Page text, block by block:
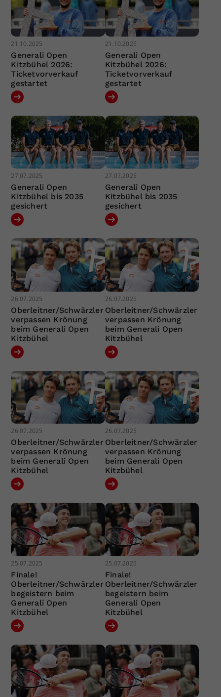
21.10.2025
Generali Open
Kitzbühel 2026:
Ticketvorverkauf
gestartet
21.10.2025
Generali Open
Kitzbühel 2026:
Ticketvorverkauf
gestartet
27.07.2025
Generali Open
Kitzbühel bis 2035
gesichert
27.07.2025
Generali Open
Kitzbühel bis 2035
gesichert
26.07.2025
Oberleitner/Schwärzler
verpassen Krönung
beim Generali Open
Kitzbühel
26.07.2025
Oberleitner/Schwärzler
verpassen Krönung
beim Generali Open
Kitzbühel
26.07.2025
Oberleitner/Schwärzler
verpassen Krönung
beim Generali Open
Kitzbühel
26.07.2025
Oberleitner/Schwärzler
verpassen Krönung
beim Generali Open
Kitzbühel
25.07.2025
Finale!
Oberleitner/Schwärzler
begeistern beim
Generali Open
Kitzbühel
25.07.2025
Finale!
Oberleitner/Schwärzler
begeistern beim
Generali Open
Kitzbühel